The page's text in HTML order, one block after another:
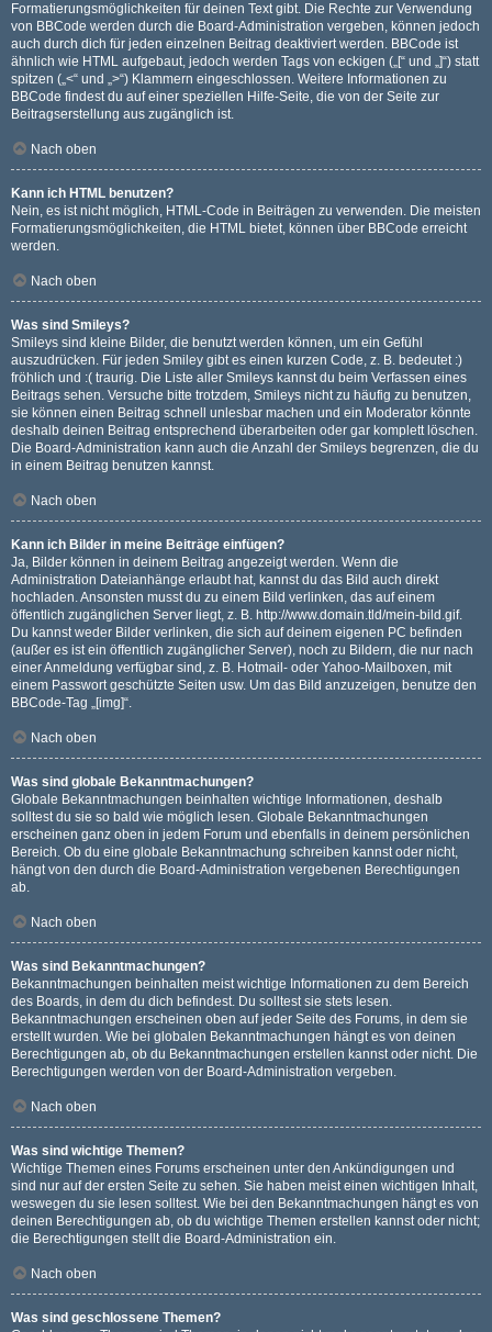
Formatierungsmöglichkeiten für deinen Text gibt. Die Rechte zur Verwendung
von BBCode werden durch die Board-Administration vergeben, können jedoch
auch durch dich für jeden einzelnen Beitrag deaktiviert werden. BBCode ist
ähnlich wie HTML aufgebaut, jedoch werden Tags von eckigen („[“ und „]“) statt
spitzen („<“ und „>“) Klammern eingeschlossen. Weitere Informationen zu
BBCode findest du auf einer speziellen Hilfe-Seite, die von der Seite zur
Beitragserstellung aus zugänglich ist.
Nach oben
Kann ich HTML benutzen?
Nein, es ist nicht möglich, HTML-Code in Beiträgen zu verwenden. Die meisten
Formatierungsmöglichkeiten, die HTML bietet, können über BBCode erreicht
werden.
Nach oben
Was sind Smileys?
Smileys sind kleine Bilder, die benutzt werden können, um ein Gefühl
auszudrücken. Für jeden Smiley gibt es einen kurzen Code, z. B. bedeutet :)
fröhlich und :( traurig. Die Liste aller Smileys kannst du beim Verfassen eines
Beitrags sehen. Versuche bitte trotzdem, Smileys nicht zu häufig zu benutzen,
sie können einen Beitrag schnell unlesbar machen und ein Moderator könnte
deshalb deinen Beitrag entsprechend überarbeiten oder gar komplett löschen.
Die Board-Administration kann auch die Anzahl der Smileys begrenzen, die du
in einem Beitrag benutzen kannst.
Nach oben
Kann ich Bilder in meine Beiträge einfügen?
Ja, Bilder können in deinem Beitrag angezeigt werden. Wenn die
Administration Dateianhänge erlaubt hat, kannst du das Bild auch direkt
hochladen. Ansonsten musst du zu einem Bild verlinken, das auf einem
öffentlich zugänglichen Server liegt, z. B. http://www.domain.tld/mein-bild.gif.
Du kannst weder Bilder verlinken, die sich auf deinem eigenen PC befinden
(außer es ist ein öffentlich zugänglicher Server), noch zu Bildern, die nur nach
einer Anmeldung verfügbar sind, z. B. Hotmail- oder Yahoo-Mailboxen, mit
einem Passwort geschützte Seiten usw. Um das Bild anzuzeigen, benutze den
BBCode-Tag „[img]“.
Nach oben
Was sind globale Bekanntmachungen?
Globale Bekanntmachungen beinhalten wichtige Informationen, deshalb
solltest du sie so bald wie möglich lesen. Globale Bekanntmachungen
erscheinen ganz oben in jedem Forum und ebenfalls in deinem persönlichen
Bereich. Ob du eine globale Bekanntmachung schreiben kannst oder nicht,
hängt von den durch die Board-Administration vergebenen Berechtigungen
ab.
Nach oben
Was sind Bekanntmachungen?
Bekanntmachungen beinhalten meist wichtige Informationen zu dem Bereich
des Boards, in dem du dich befindest. Du solltest sie stets lesen.
Bekanntmachungen erscheinen oben auf jeder Seite des Forums, in dem sie
erstellt wurden. Wie bei globalen Bekanntmachungen hängt es von deinen
Berechtigungen ab, ob du Bekanntmachungen erstellen kannst oder nicht. Die
Berechtigungen werden von der Board-Administration vergeben.
Nach oben
Was sind wichtige Themen?
Wichtige Themen eines Forums erscheinen unter den Ankündigungen und
sind nur auf der ersten Seite zu sehen. Sie haben meist einen wichtigen Inhalt,
weswegen du sie lesen solltest. Wie bei den Bekanntmachungen hängt es von
deinen Berechtigungen ab, ob du wichtige Themen erstellen kannst oder nicht;
die Berechtigungen stellt die Board-Administration ein.
Nach oben
Was sind geschlossene Themen?